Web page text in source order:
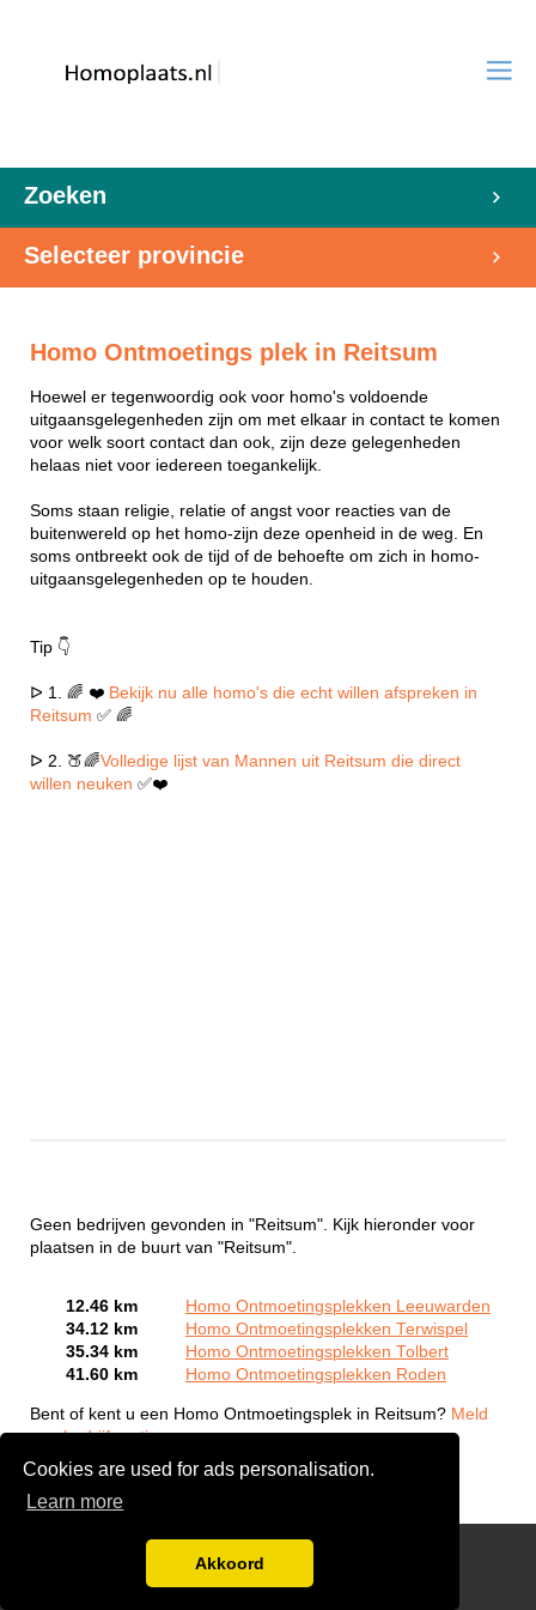
Cookies are used for ads personalisation.
Learn more
Akkoord
Zoeken
Selecteer provincie
Homo Ontmoetings plek in Reitsum
Hoewel er tegenwoordig ook voor homo's voldoende
uitgaansgelegenheden zijn om met elkaar in contact te komen
voor welk soort contact dan ook, zijn deze gelegenheden
helaas niet voor iedereen toegankelijk.
Soms staan religie, relatie of angst voor reacties van de
buitenwereld op het homo-zijn deze openheid in de weg. En
soms ontbreekt ook de tijd of de behoefte om zich in homo-
uitgaansgelegenheden op te houden.
Tip 👇
ᐅ 1. 🌈 ❤️ Bekijk nu alle homo's die echt willen afspreken in
Reitsum ✅ 🌈
ᐅ 2. 🍑🌈Volledige lijst van Mannen uit Reitsum die direct
willen neuken ✅❤️
Geen bedrijven gevonden in "Reitsum". Kijk hieronder voor
plaatsen in de buurt van "Reitsum".
12.46 km
Homo Ontmoetingsplekken Leeuwarden
34.12 km
Homo Ontmoetingsplekken Terwispel
35.34 km
Homo Ontmoetingsplekken Tolbert
41.60 km
Homo Ontmoetingsplekken Roden
Bent of kent u een Homo Ontmoetingsplek in Reitsum? Meld
een bedrijf gratis aan